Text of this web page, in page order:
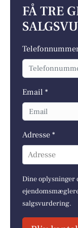
FÅ TRE
Email *
Adresse *
Adresse
Dine oplysninger
salgsvurdering.